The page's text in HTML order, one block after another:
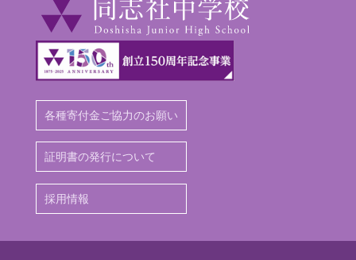
各種寄付金ご協力のお願い
証明書の発行について
採用情報